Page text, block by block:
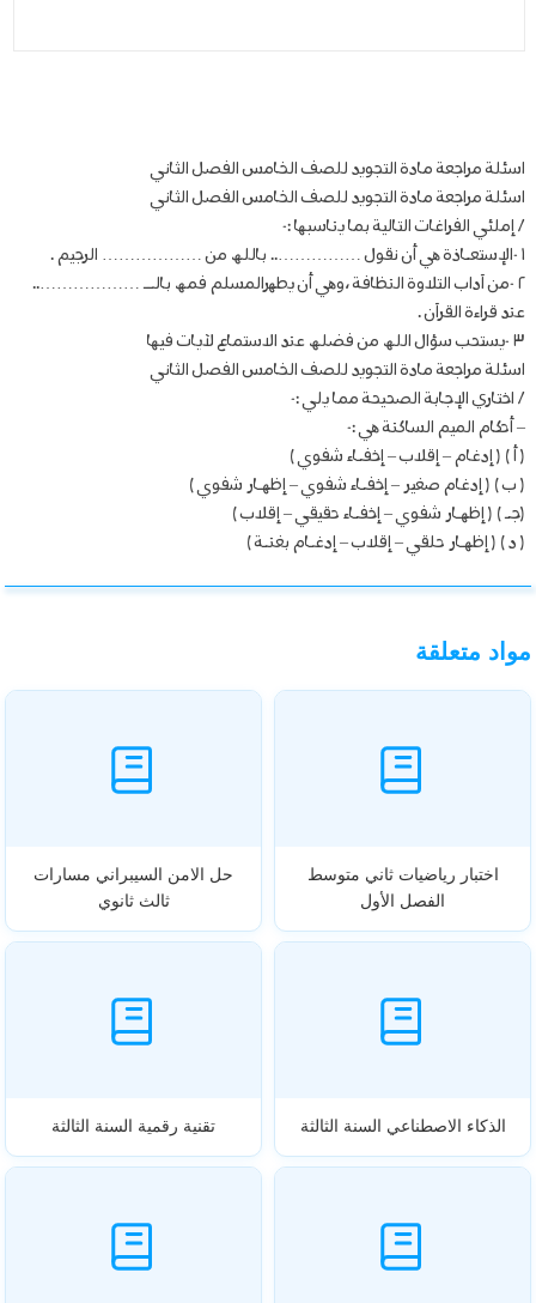
اسئلة مراجعة مادة التجويد للصف الخامس الفصل الثاني
اسئلة مراجعة مادة التجويد للصف الخامس الفصل الثاني
/ إملئي الفراغات التالیة بما یناسبھا :-
۱ -الإستعـاذة ھي أن نقول …………….. باللھ من ……………… الرجیم .
۲ -من آداب التلاوة النظافة ،وھي أن یطھرالمسلم فمھ بالــ ………………..
عند قراءة القرآن .
۳ -یستحب سؤال اللھ من فضلھ عند الاستماع لآیات فیھا
اسئلة مراجعة مادة التجويد للصف الخامس الفصل الثاني
/ اختاري الإجابة الصحیحة مما یلي :-
– أحكام المیم الساكنة ھي :-
( أ ) ( إدغام – إقلاب – إخفـاء شفوي )
( ب ) ( إدغام صغیر – إخفـاء شفوي – إظھـار شفوي )
(جـ ) ( إظھـار شفوي – إخفـاء حقیقي – إقلاب )
( د ) ( إظھـار حلقي – إقلاب – إدغـام بغنـة )
مواد متعلقة
اختبار رياضيات ثاني متوسط
الفصل الأول
حل الامن السيبراني مسارات
ثالث ثانوي
الذكاء الاصطناعي السنة الثالثة تقنية رقمية السنة الثالثة